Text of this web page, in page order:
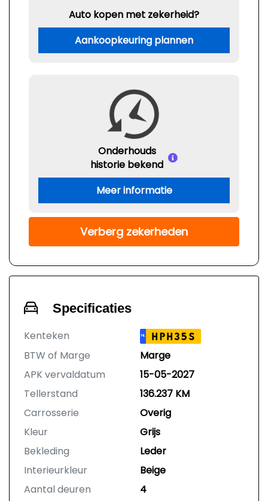
Auto kopen met zekerheid?
Aankoopkeuring plannen
Onderhouds
historie bekend
Meer informatie
Verberg zekerheden
Specificaties
Kenteken NL HPH35S
BTW of Marge
Marge
APK vervaldatum
15-05-2027
Tellerstand
136.237 KM
Carrosserie
Overig
Kleur
Grijs
Bekleding
Leder
Interieurkleur
Beige
Aantal deuren
4